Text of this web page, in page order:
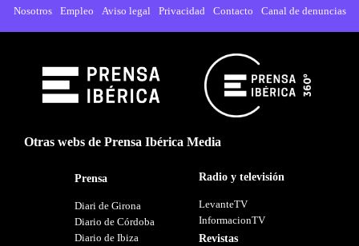
Nosotros Empleo Aviso legal Privacidad Contacto Canal de denuncias
Otras webs de Prensa Ibérica Media
Prensa
Diari de Girona
Diario de Córdoba
Diario de Ibiza
Radio y televisión
LevanteTV
InformacionTV
Revistas